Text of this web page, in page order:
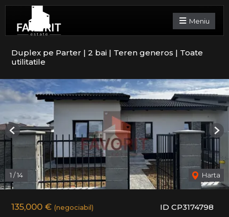
Meniu
Duplex pe Parter | 2 bai | Teren generos | Toate
utilitatile
ID CP3174798
135,000 € (negociabil)
1 /14 Harta
Previous